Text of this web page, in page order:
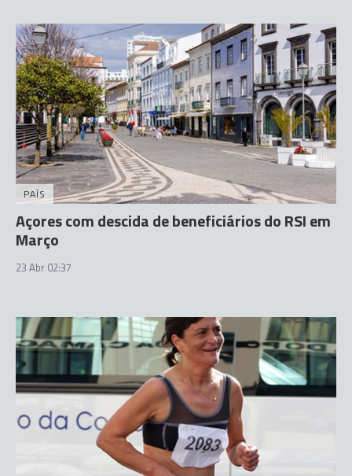
PAÍS
Açores com descida de beneficiários do RSI em
Março
23 Abr 02:37